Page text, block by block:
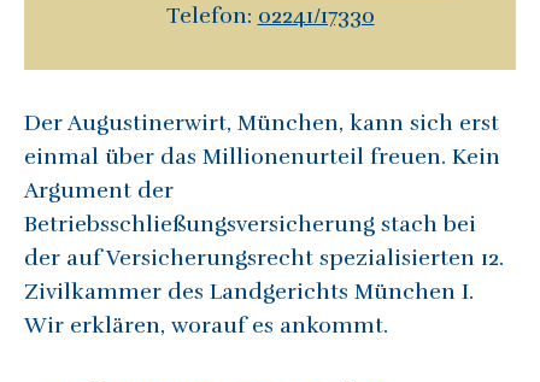
Telefon: 02241/17330
Der Augustinerwirt, München, kann sich erst
einmal über das Millionenurteil freuen. Kein
Argument der
Betriebsschließungsversicherung stach bei
der auf Versicherungsrecht spezialisierten 12.
Zivilkammer des Landgerichts München I.
Wir erklären, worauf es ankommt.